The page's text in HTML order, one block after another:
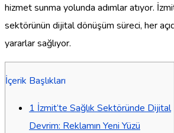
hizmet sunma yolunda adımlar atıyor.
sektörünün dijital dönüşüm süreci, her
yararlar sağlıyor.
İçerik Başlıkları
1 İzmit’te Sağlık Sektöründe Dijital
Devrim: Reklamın Yeni Yüzü